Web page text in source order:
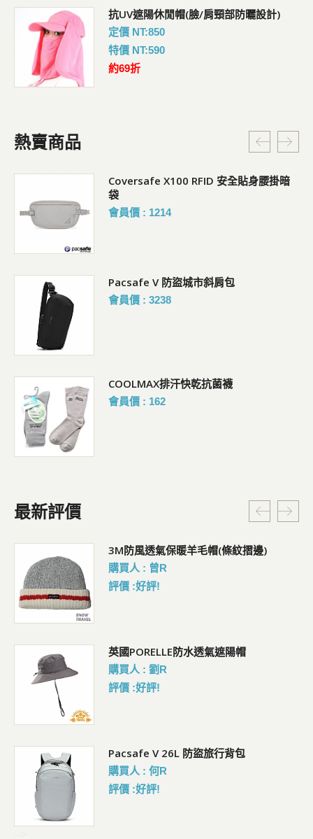
抗UV遮陽休閒帽(臉/肩頸部防曬設計)
定價 NT:850
特價 NT:590
約69折
熱賣商品
Coversafe X100 RFID 安全貼身腰掛暗
袋
會員價 : 1214
Pacsafe V 防盜城市斜肩包
會員價 : 3238
COOLMAX排汗快乾抗菌襪
會員價 : 162
最新評價
3M防風透氣保暖羊毛帽(條紋摺邊)
購買人 : 曾R
評價 :好評!
英國PORELLE防水透氣遮陽帽
購買人 : 劉R
評價 :好評!
Pacsafe V 26L 防盜旅行背包
購買人 : 何R
評價 :好評!